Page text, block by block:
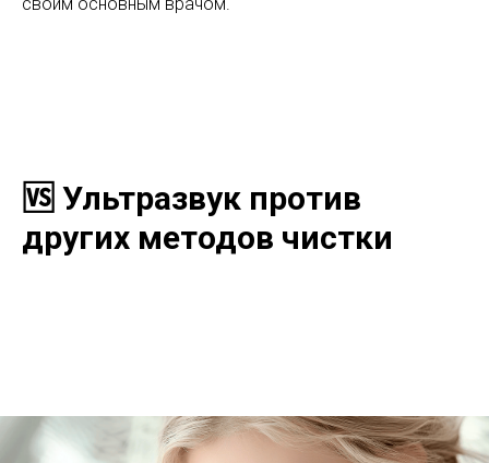
🆚 Ультразвук против
других методов чистки